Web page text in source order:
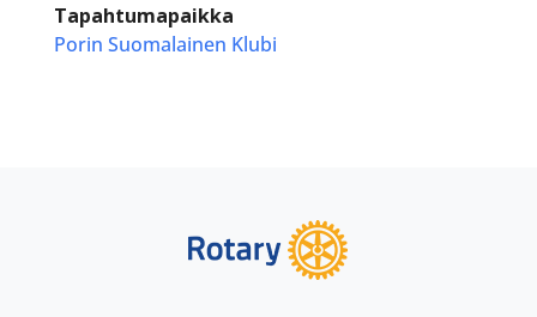
Tapahtumapaikka
Porin Suomalainen Klubi